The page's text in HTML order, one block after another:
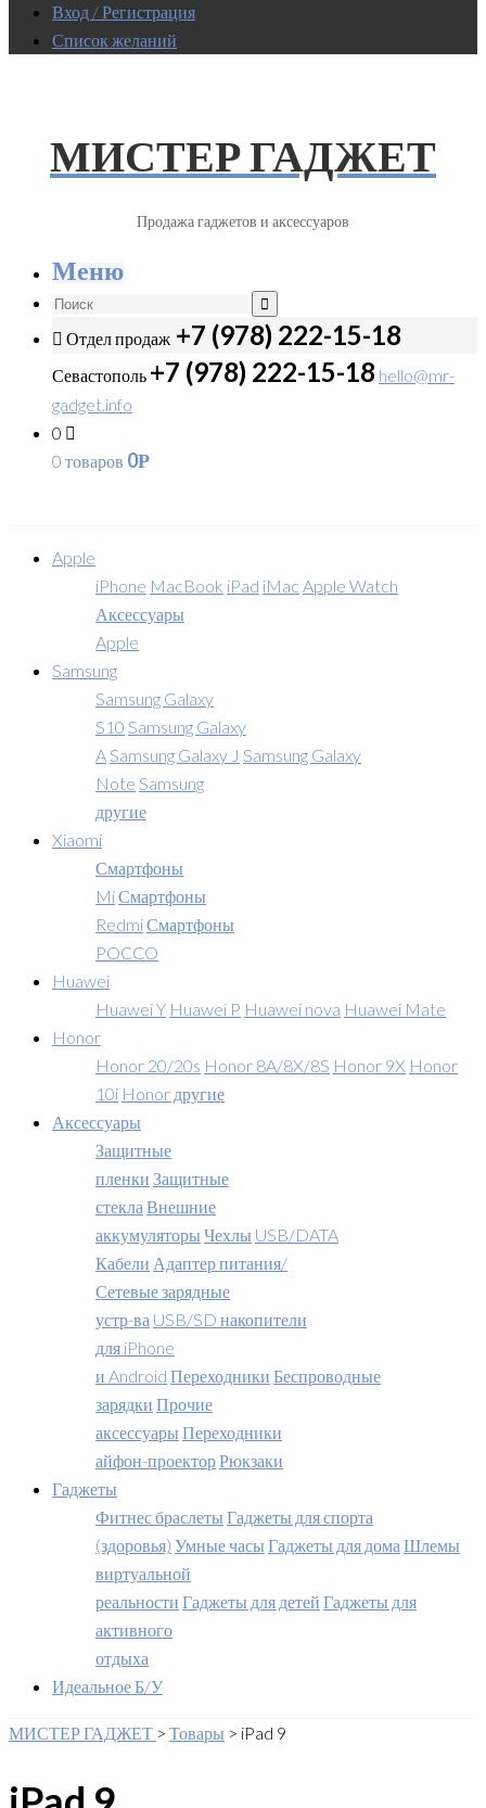
Вход / Регистрация
Список желаний
МИСТЕР ГАДЖЕТ
Продажа гаджетов и аксессуаров
Меню
Отдел продаж +7 (978) 222-15-18
Севастополь +7 (978) 222-15-18 hello@mr-
gadget.info
0
0 товаров 0Р
Apple
iPhone MacBook iPad iMac Apple Watch
Аксессуары
Apple
Samsung
Samsung Galaxy
S10 Samsung Galaxy
A Samsung Galaxy J Samsung Galaxy
Note Samsung
другие
Xiaomi
Смартфоны
MiСмартфоны
RedmiСмартфоны
POCCO
Huawei
Huawei Y Huawei P Huawei nova Huawei Mate
Honor
Honor 20/20s Honor 8A/8X/8S Honor 9X Honor
10i Honor другие
Аксессуары
Защитные
пленки Защитные
стекла Внешние
аккумуляторы Чехлы USB/DATA
Кабели Адаптер питания/
Сетевые зарядные
устр-ва USB/SD накопители
для iPhone
и Android Переходники Беспроводные
зарядки Прочие
аксессуары Переходники
айфон-проекторРюкзаки
Гаджеты
Фитнес браслеты Гаджеты для спорта
(здоровья) Умные часы Гаджеты для дома Шлемы
виртуальной
реальности Гаджеты для детей Гаджеты для
активного
отдыха
Идеальное Б/У
МИСТЕР ГАДЖЕТ > Товары > iPad 9